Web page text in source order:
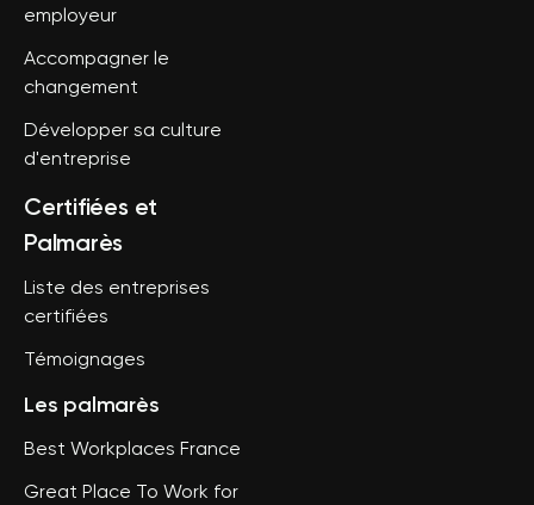
employeur
Accompagner le
changement
Développer sa culture
d'entreprise
Certifiées et
Palmarès
Liste des entreprises
certifiées
Témoignages
Les palmarès
Best Workplaces France
Great Place To Work for